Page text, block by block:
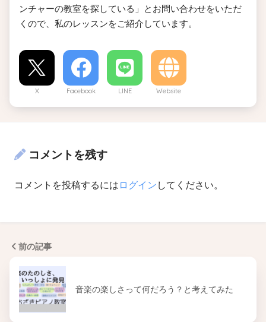
ンチャーの教室を探している」とお問い合わせをいただ
くので、私のレッスンをご紹介しています。
X Facebook LINE Website
コメントを残す
コメントを投稿するには ログイン してください。
前の記事
音楽の楽しさって何だろう？と考えてみた